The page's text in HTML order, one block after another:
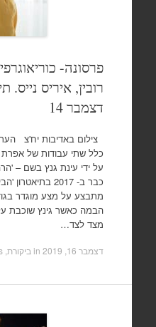
פרסונה-
רובין, איריס נייס.
דצמבר 14
צילום באדיבות יח'צ
כלל שתי עבודות של אפרת
על ידי עינת גנץ בשם –
כבר ב- 2017
מתבצע על מצע מוגדר
הבמה כאשר גינץ שוכבת
מצד לצד…
דצמבר 16, 2019 in ביקורת, reviews